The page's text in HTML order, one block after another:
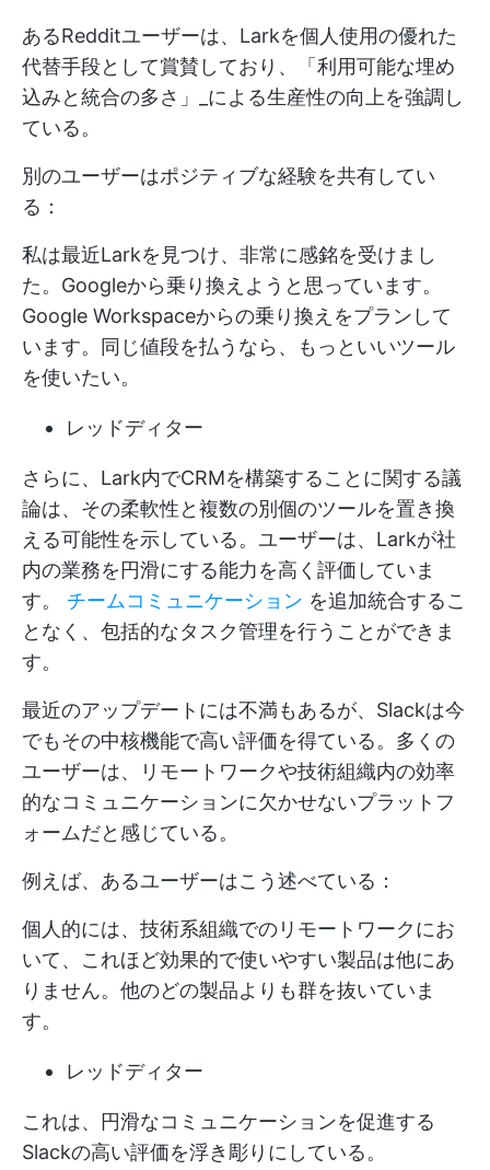
あるRedditユーザーは、Larkを個人使用の優れた
代替手段として賞賛しており、「利用可能な埋め
込みと統合の多さ」_による生産性の向上を強調し
ている。
別のユーザーはポジティブな経験を共有してい
る：
私は最近Larkを見つけ、非常に感銘を受けまし
た。Googleから乗り換えようと思っています。
Google Workspaceからの乗り換えをプランして
います。同じ値段を払うなら、もっといいツール
を使いたい。
レッドディター
さらに、Lark内でCRMを構築することに関する議
論は、その柔軟性と複数の別個のツールを置き換
える可能性を示している。ユーザーは、Larkが社
内の業務を円滑にする能力を高く評価していま
す。 チームコミュニケーション を追加統合するこ
となく、包括的なタスク管理を行うことができま
す。
最近のアップデートには不満もあるが、Slackは今
でもその中核機能で高い評価を得ている。多くの
ユーザーは、リモートワークや技術組織内の効率
的なコミュニケーションに欠かせないプラットフ
ォームだと感じている。
例えば、あるユーザーはこう述べている：
個人的には、技術系組織でのリモートワークにお
いて、これほど効果的で使いやすい製品は他にあ
りません。他のどの製品よりも群を抜いていま
す。
レッドディター
これは、円滑なコミュニケーションを促進する
Slackの高い評価を浮き彫りにしている。